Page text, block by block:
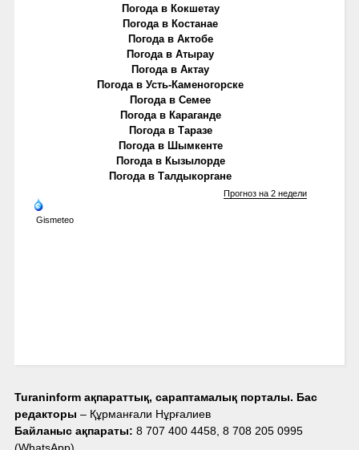
Погода в Кокшетау
Погода в Костанае
Погода в Актобе
Погода в Атырау
Погода в Актау
Погода в Усть-Каменогорске
Погода в Семее
Погода в Караганде
Погода в Таразе
Погода в Шымкенте
Погода в Кызылорде
Погода в Талдыкоргане
Gismeteo
Прогноз на 2 недели
Turaninform ақпараттық, сараптамалық порталы. Бас
редакторы – Құрманғали Нұрғалиев
Байланыс ақпараты: 8 707 400 4458, 8 708 205 0995
(WhatsApp),